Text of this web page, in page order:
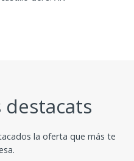
destacats
la oferta que más te